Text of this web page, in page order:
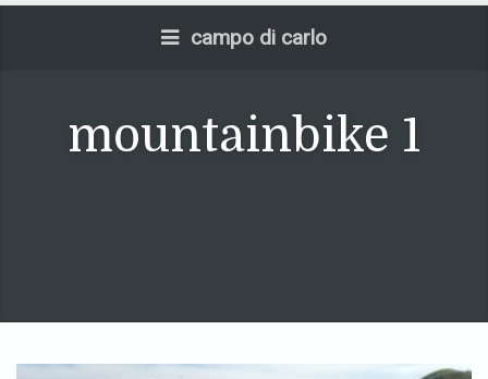
campo di carlo
mountainbike 1